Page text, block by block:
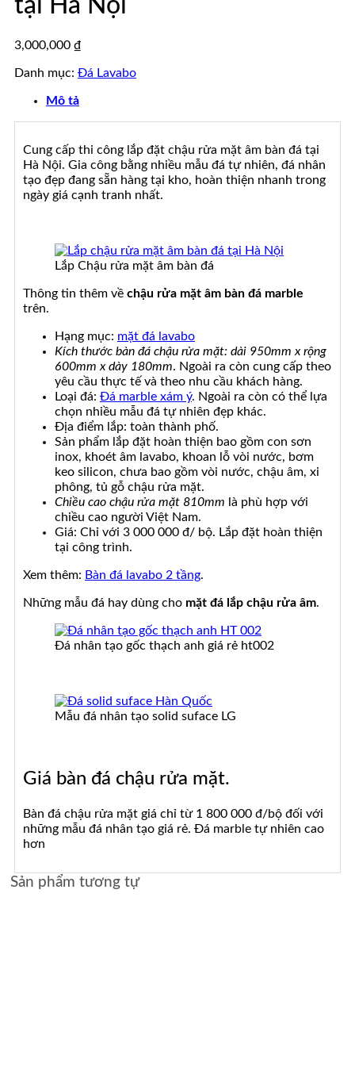
tại Hà Nội
3,000,000 ₫
Danh mục: Đá Lavabo
Mô tả
Cung cấp thi công lắp đặt chậu rửa mặt âm bàn đá tại
Hà Nội. Gia công bằng nhiều mẫu đá tự nhiên, đá nhân
tạo đẹp đang sẵn hàng tại kho, hoàn thiện nhanh trong
ngày giá cạnh tranh nhất.
Lắp Chậu rửa mặt âm bàn đá
Thông tin thêm về chậu rửa mặt âm bàn đá marble
trên.
Hạng mục: mặt đá lavabo
Kích thước bàn đá chậu rửa mặt: dài 950mm x rộng
600mm x dày 180mm. Ngoài ra còn cung cấp theo
yêu cầu thực tế và theo nhu cầu khách hàng.
Loại đá: Đá marble xám ý. Ngoài ra còn có thể lựa
chọn nhiều mẫu đá tự nhiên đẹp khác.
Địa điểm lắp: toàn thành phố.
Sản phẩm lắp đặt hoàn thiện bao gồm con sơn
inox, khoét âm lavabo, khoan lỗ vòi nước, bơm
keo silicon, chưa bao gồm vòi nước, chậu âm, xi
phông, tủ gỗ chậu rửa mặt.
Chiều cao chậu rửa mặt 810mm là phù hợp với
chiều cao người Việt Nam.
Giá: Chỉ với 3 000 000 đ/ bộ. Lắp đặt hoàn thiện
tại công trình.
Xem thêm: Bàn đá lavabo 2 tầng.
Những mẫu đá hay dùng cho mặt đá lắp chậu rửa âm.
Đá nhân tạo gốc thạch anh giá rẻ ht002
Mẫu đá nhân tạo solid suface LG
Giá bàn đá chậu rửa mặt.
Bàn đá chậu rửa mặt giá chỉ từ 1 800 000 đ/bộ đối với
những mẫu đá nhân tạo giá rẻ. Đá marble tự nhiên cao
hơn
Sản phẩm tương tự